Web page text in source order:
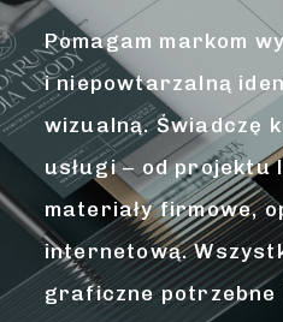
i
Pomagam markom
i niepowtarzalną
wizualną. Świadczę
usługi – od projektu
materiały firmowe,
internetową.
graficzne potrzebne